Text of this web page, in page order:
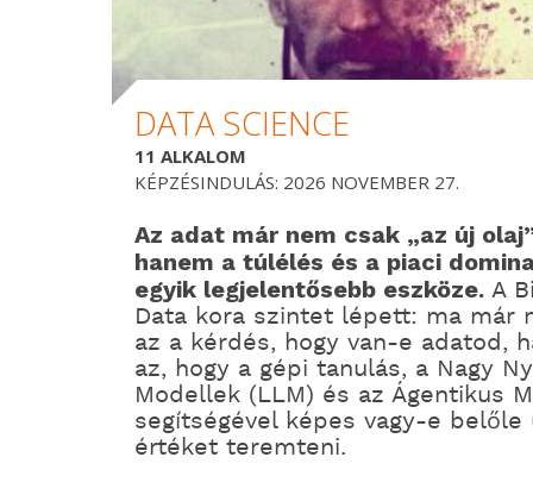
DATA SCIENCE
11 ALKALOM
KÉPZÉSINDULÁS: 2026 NOVEMBER 27.
Az adat már nem csak „az új
hanem a túlélés és a piaci
egyik legjelentősebb eszköze.A
Data kora szintet lépett: ma már
az a kérdés, hogy van-e adatod,
az, hogy a gépi tanulás, a Nagy
Modellek (LLM) és az Ágentikus
segítségével képes vagy-e belőle
értéket teremteni.